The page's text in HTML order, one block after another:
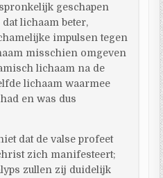
geschapen
lichaam beter,
impulsen tegen
misschien omgeven
lichaam na de
lichaam waarmee
en was dus
dat de valse profeet
zich manifesteert;
zullen zij duidelijk